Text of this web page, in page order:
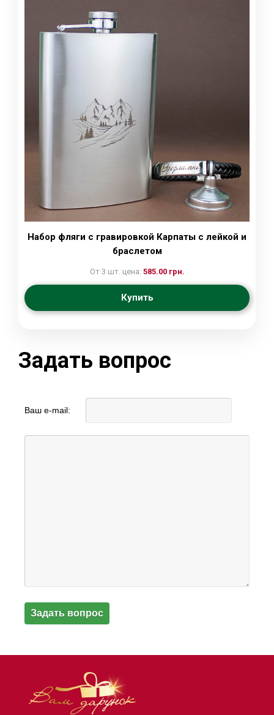
Набор фляги с гравировкой Карпаты с лейкой и
браслетом
От 3 шт. цена: 585.00 грн.
Купить
Задать вопрос
Ваш e-mail: